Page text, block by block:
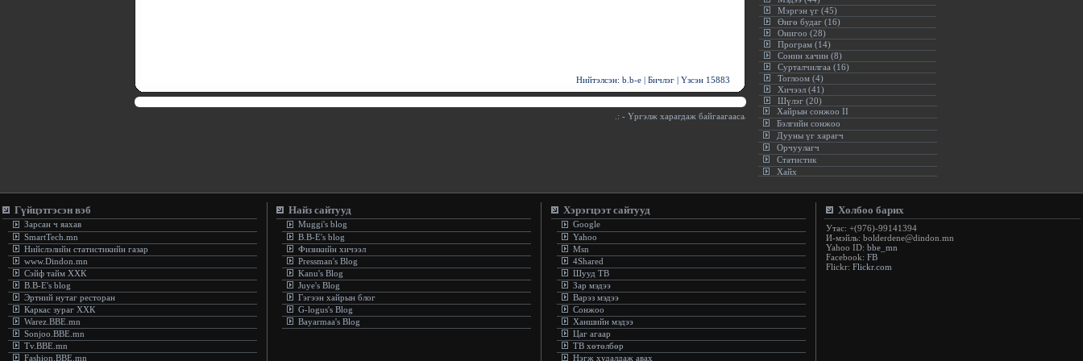
Нийтэлсэн: b.b-e | Бичлэг | Үзсэн 15883
- Үргэлж харагдаж байгаагаасаа илүү бай. Харин хэзээ ч битгий байгаагаасаа дор харагд.(Ангела Меркел)
Мэргэн үг (45)
Өнгө будаг (16)
Онигоо (28)
Програм (14)
Сонин хачин (8)
Сурталчилгаа (16)
Тоглоом (4)
Хичээл (41)
Шүлэг (20)
Хайрын сонжоо II
Бэлгийн сонжоо
Дууны үг харагч
Орчуулагч
Статистик
Хайх
Гүйцэтгэсэн вэб
Зарсан ч яахав
SmartTech.mn
Нийслэлийн статистикийн газар
www.Dindon.mn
Сэйф тайм ХХК
B.B-E's blog
Эртний нутаг ресторан
Каркас зураг ХХК
Warez.BBE.mn
Sonjoo.BBE.mn
Tv.BBE.mn
Fashion.BBE.mn
Найз сайтууд
Muggi's blog
B.B-E's blog
Физикийн хичээл
Pressman's Blog
Kanu's Blog
Juye's Blog
Гэгээн хайрын блог
G-logus's Blog
Bayarmaa's Blog
Хэрэгцээт сайтууд
Google
Yahoo
Msn
4Shared
Шууд ТВ
Зар мэдээ
Варэз мэдээ
Сонжоо
Ханшийн мэдээ
Цаг агаар
ТВ хөтөлбөр
Нэгж худалдаж авах
Холбоо барих
Утас: +(976)-99141394
И-мэйль: bolderdene@dindon.mn
Yahoo ID: bbe_mn
Facebook: FB
Flickr: Flickr.com